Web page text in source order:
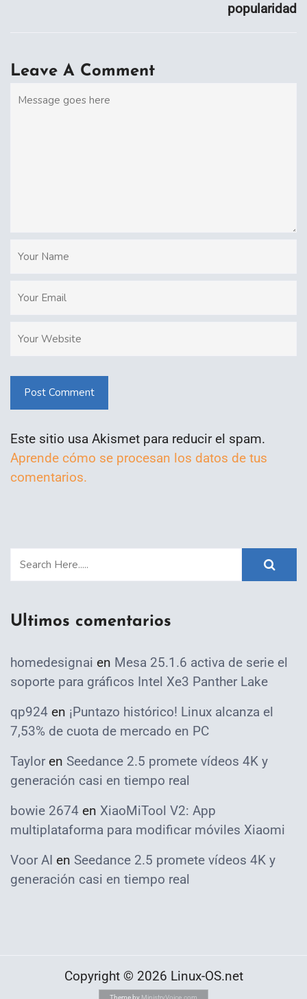
popularidad
Leave A Comment
Post Comment
Este sitio usa Akismet para reducir el spam.
Aprende cómo se procesan los datos de tus
comentarios.
Ultimos comentarios
homedesignai en Mesa 25.1.6 activa de serie el
soporte para gráficos Intel Xe3 Panther Lake
qp924 en ¡Puntazo histórico! Linux alcanza el
7,53% de cuota de mercado en PC
Taylor en Seedance 2.5 promete vídeos 4K y
generación casi en tiempo real
bowie 2674 en XiaoMiTool V2: App
multiplataforma para modificar móviles Xiaomi
Voor AI en Seedance 2.5 promete vídeos 4K y
generación casi en tiempo real
Copyright © 2026 Linux-OS.net
Theme by MinistryVoice.com